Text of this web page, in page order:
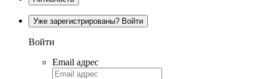
Уже зарегистрированы? Войти
Войти
Email адрес